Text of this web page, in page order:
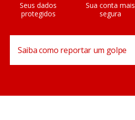
Seus dados
protegidos
Sua conta mais
segura
Saiba como reportar um golpe